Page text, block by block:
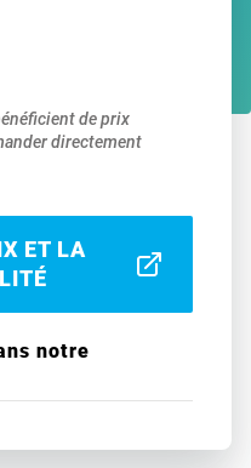
de prix
directement
ET LA
notre